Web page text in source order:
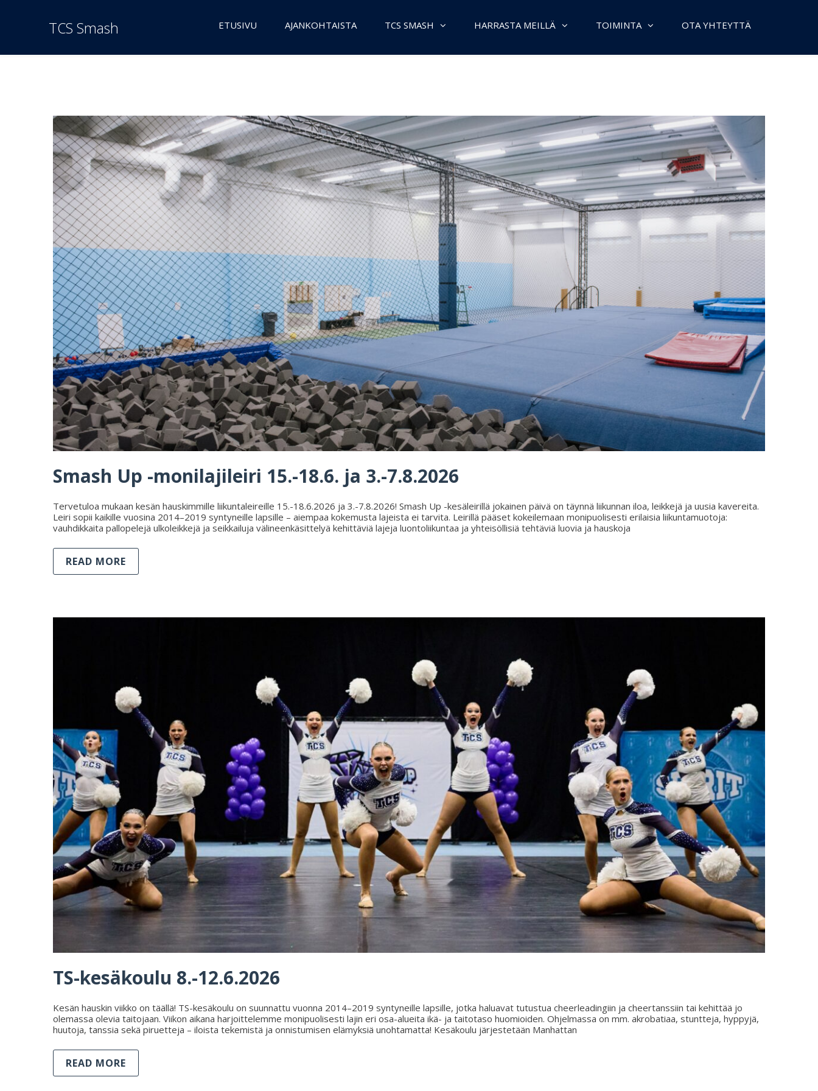
TCS Smash ETUSIVU AJANKOHTAISTA TCS SMASH HARRASTA MEILLÄ TOIMINTA OTA YHTEYTTÄ
Smash Up -monilajileiri 15.-18.6. ja 3.-7.8.2026
Tervetuloa mukaan kesän hauskimmille liikuntaleireille 15.-18.6.2026 ja 3.-7.8.2026! Smash Up -kesäleirillä jokainen päivä on täynnä liikunnan iloa, leikkejä ja uusia kavereita.
Leiri sopii kaikille vuosina 2014–2019 syntyneille lapsille – aiempaa kokemusta lajeista ei tarvita. Leirillä pääset kokeilemaan monipuolisesti erilaisia liikuntamuotoja:
vauhdikkaita pallopelejä ulkoleikkejä ja seikkailuja välineenkäsittelyä kehittäviä lajeja luontoliikuntaa ja yhteisöllisiä tehtäviä luovia ja hauskoja
READ MORE
TS-kesäkoulu 8.-12.6.2026
Kesän hauskin viikko on täällä! TS-kesäkoulu on suunnattu vuonna 2014–2019 syntyneille lapsille, jotka haluavat tutustua cheerleadingiin ja cheertanssiin tai kehittää jo
olemassa olevia taitojaan. Viikon aikana harjoittelemme monipuolisesti lajin eri osa-alueita ikä- ja taitotaso huomioiden. Ohjelmassa on mm. akrobatiaa, stuntteja, hyppyjä,
huutoja, tanssia sekä piruetteja – iloista tekemistä ja onnistumisen elämyksiä unohtamatta! Kesäkoulu järjestetään Manhattan
READ MORE